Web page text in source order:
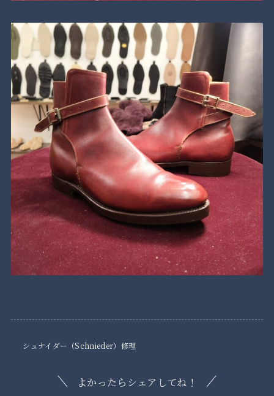
シュナイダー（Schnieder）修理
よかったらシェアしてね！